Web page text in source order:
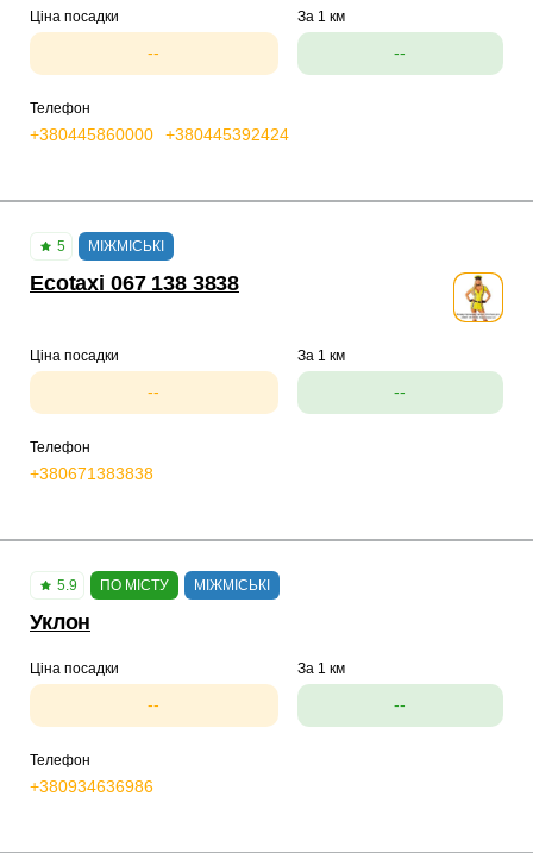
Ціна посадки
--
За 1 км
--
Телефон
+380445860000 +380445392424
5 МІЖМІСЬКІ
Ecotaxi 067 138 3838
Ціна посадки
--
За 1 км
--
Телефон
+380671383838
5.9 ПО МІСТУ МІЖМІСЬКІ
Уклон
Ціна посадки
--
За 1 км
--
Телефон
+380934636986